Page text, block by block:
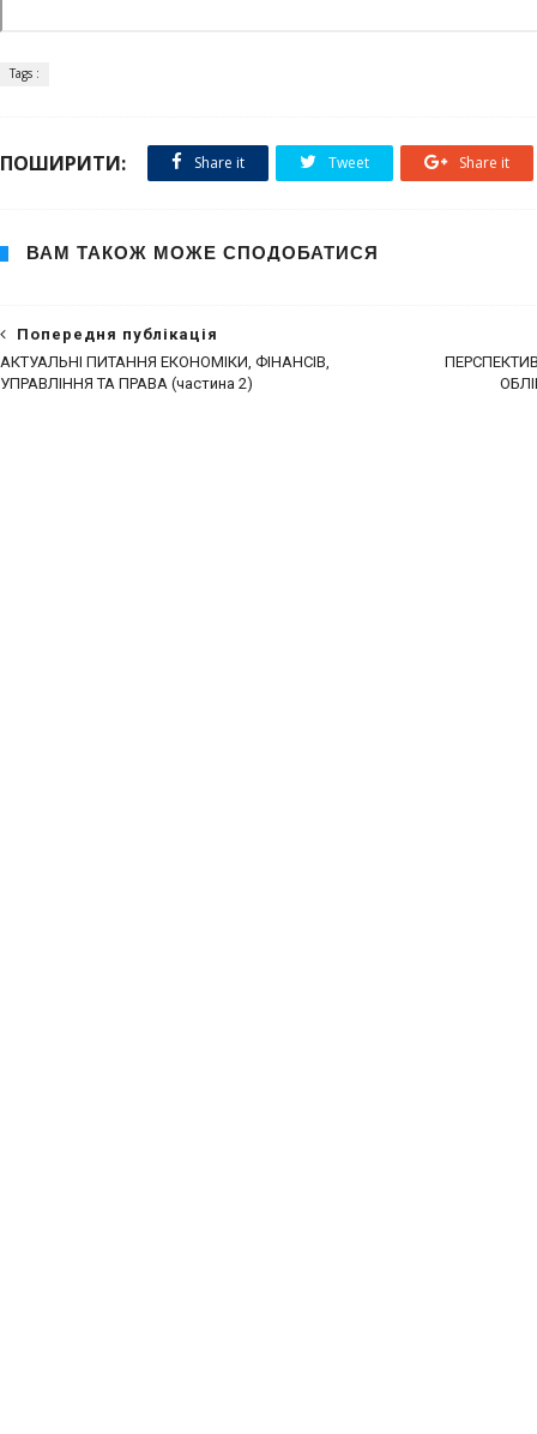
Tags :
ПОШИРИТИ: Share it Tweet Share it
ВАМ ТАКОЖ МОЖЕ СПОДОБАТИСЯ
Попередня публікація
АКТУАЛЬНІ ПИТАННЯ ЕКОНОМІКИ, ФІНАНСІВ,
УПРАВЛІННЯ ТА ПРАВА (частина 2)